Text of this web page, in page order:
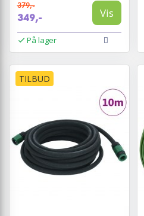
379,-
349,- Vis
På lager
TILBUD